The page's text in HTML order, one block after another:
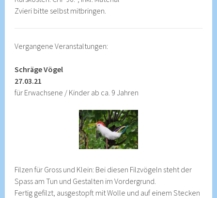
Zvieri bitte selbst mitbringen.
Vergangene Veranstaltungen:
Schräge Vögel
27.03.21
für Erwachsene / Kinder ab ca. 9 Jahren
Filzen für Gross und Klein: Bei diesen Filzvögeln steht der
Spass am Tun und Gestalten im Vordergrund.
Fertig gefilzt, ausgestopft mit Wolle und auf einem Stecken